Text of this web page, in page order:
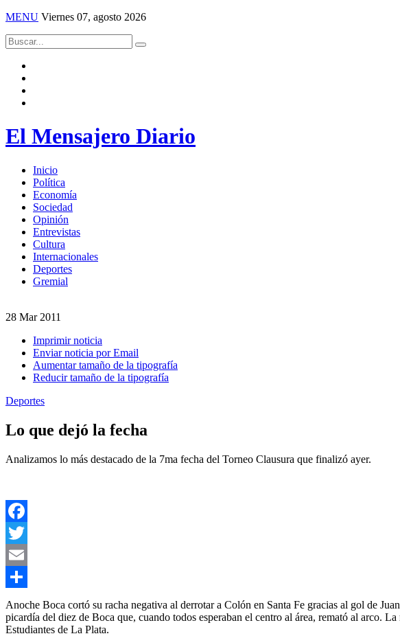
MENU Viernes 07, agosto 2026
El Mensajero Diario
Inicio
Política
Economía
Sociedad
Opinión
Entrevistas
Cultura
Internacionales
Deportes
Gremial
28 Mar 2011
Imprimir noticia
Enviar noticia por Email
Aumentar tamaño de la tipografía
Reducir tamaño de la tipografía
Deportes
Lo que dejó la fecha
Analizamos lo más destacado de la 7ma fecha del Torneo Clausura que finalizó ayer.
Facebook
Twitter
Email
Compartir
Anoche Boca cortó su racha negativa al derrotar a Colón en Santa Fe gracias al gol de
picardía del diez de Boca que, cuando todos esperaban el centro al área, remató al arco.
Estudiantes de La Plata.